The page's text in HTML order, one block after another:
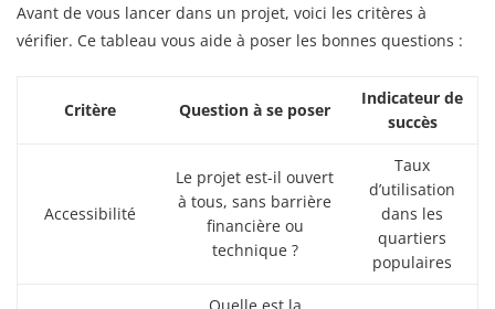
Avant de vous lancer dans un projet, voici les critères à
vérifier. Ce tableau vous aide à poser les bonnes questions :
Critère Question à se poser
Indicateur de
succès
Accessibilité
Le projet est-il ouvert
à tous, sans barrière
financière ou
technique ?
Taux
d’utilisation
dans les
quartiers
populaires
Quelle est la